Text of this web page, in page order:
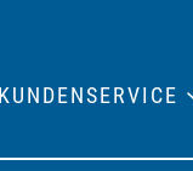
KUNDENSERVICE